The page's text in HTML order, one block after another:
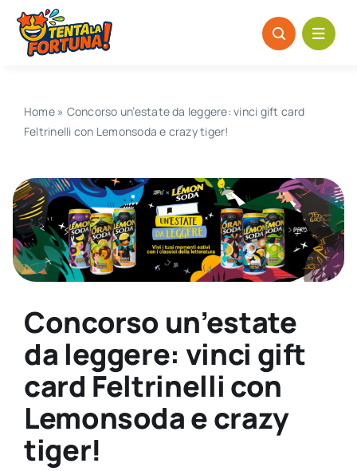
Salta
contenuto
Home» Concorso un’estate da leggere: vinci gift card
Feltrinelli con Lemonsoda e crazy tiger!
Concorso un’estate
da leggere: vinci gift
card Feltrinelli con
Lemonsoda e crazy
tiger!